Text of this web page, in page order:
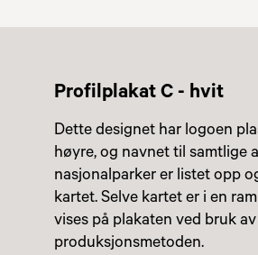
Profilplakat C - hvit
Dette designet har logoen
høyre, og navnet til samtlige
nasjonalparker er listet opp
kartet. Selve kartet er i en
vises på plakaten ved bruk
produksjonsmetoden.